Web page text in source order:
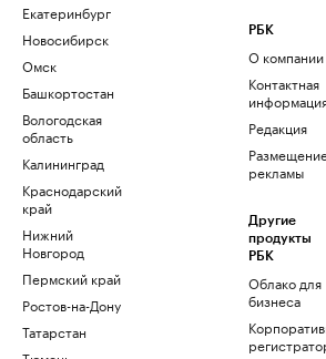
Екатеринбург
Новосибирск
Омск
Башкортостан
Вологодская
область
Калининград
Краснодарский
край
Нижний
Новгород
Пермский край
Ростов-на-Дону
Татарстан
РБК
О компании
Контактная
Редакция
рекламы
Другие
продукты
РБК
Облако для
бизнеса